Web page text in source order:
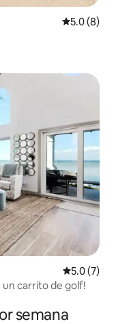
5.0 (8)
5.0 (7)
un carrito de golf!
semana